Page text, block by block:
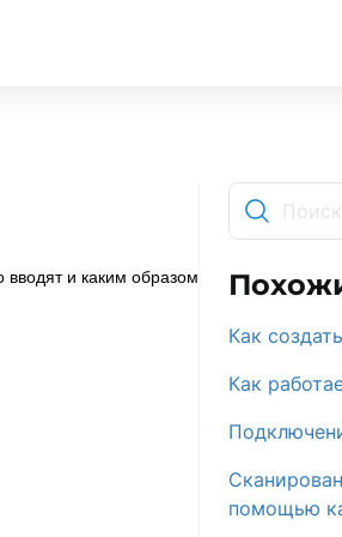
вводят и каким образом
Как
Как
помощью